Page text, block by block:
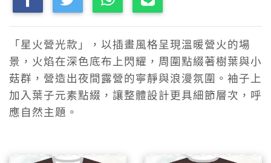
「星火營光款」，以插畫風格呈現溫暖營火的場
景，火焰在深色底布上閃耀，周圍點綴著樹葉與小
菇群，營造出夜間露營的寧靜與浪漫氛圍。袖子上
加入葉子元素點綴，讓整體設計更具細節層次，呼
應自然主題。